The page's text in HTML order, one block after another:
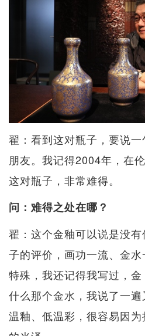
翟：看到这对瓶子，要说
朋友。我记得2004年，在
这对瓶子，非常难得。
问：难得之处在哪？
翟：这个金釉可以说是没
子的评价，画功一流、金
特殊，我还记得我写过，
什么那个金水，我说了一
温釉、低温彩，很容易因